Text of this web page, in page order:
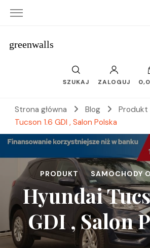
greenwalls
SZUKAJ ZALOGUJ
Strona główna Blog Produkt
Tucson 1.6 GDI , Salon Polska
PRODUKT SAMOCHODY
Hyundai
GDI , Salon